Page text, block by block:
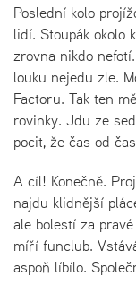
Poslední kolo
lidí. Stoupák okolo
zrovna nikdo
louku nejedu zle.
Factoru. Tak ten
rovinky. Jdu ze
pocit, že čas od
A cíl! Konečně.
najdu klidnější
ale bolestí za
míří funclub.
aspoň líbílo.